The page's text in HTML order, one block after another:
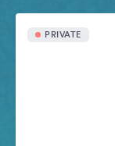
PRIVATE